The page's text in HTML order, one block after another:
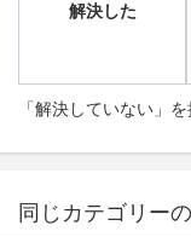
解決した
「解決していない」
同じカテゴリー